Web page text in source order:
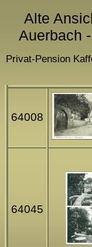
Alte
Auerbach
Privat-Pension
64008
64045